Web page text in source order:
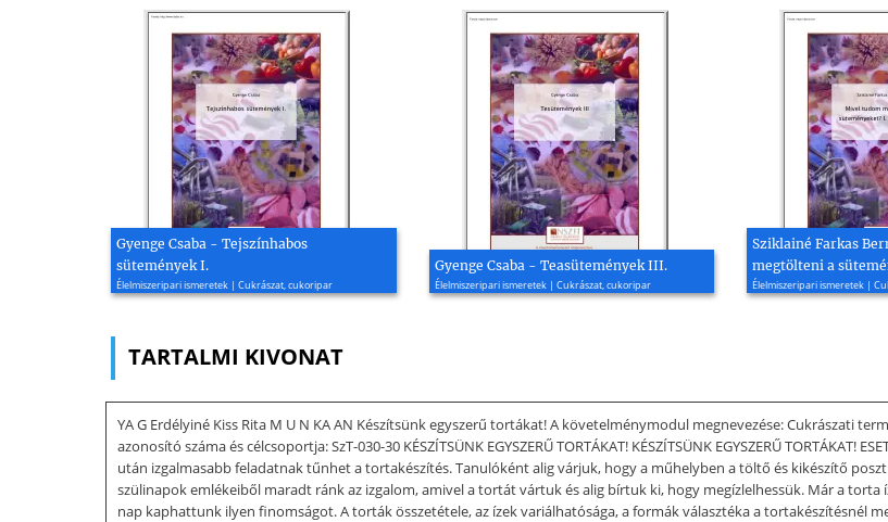
Gyenge Csaba - Tejszínhabos
sütemények I.
Élelmiszeripari ismeretek | Cukrászat, cukoripar
Gyenge Csaba - Teasütemények III.
Élelmiszeripari ismeretek | Cukrászat, cukoripar
Sziklainé Farkas
megtölteni a
Élelmiszeripari ismeretek |
TARTALMI KIVONAT
YA G Erdélyiné Kiss Rita M U N KA AN Készítsünk egyszerű tortákat! A követelménymodul megnevezése: Cukrászati
azonosító száma és célcsoportja: SzT-030-30 KÉSZÍTSÜNK EGYSZERŰ TORTÁKAT! KÉSZÍTSÜNK EGYSZERŰ TORTÁKAT!
után izgalmasabb feladatnak tűnhet a tortakészítés. Tanulóként alig várjuk, hogy a műhelyben a töltő és kikészítő
szülinapok emlékeiből maradt ránk az izgalom, amivel a tortát vártuk és alig bírtuk ki, hogy megízlelhessük. Már a
nap kaphattunk ilyen finomságot. A torták összetétele, az ízek variálhatósága, a formák választéka a tortakészítésnél